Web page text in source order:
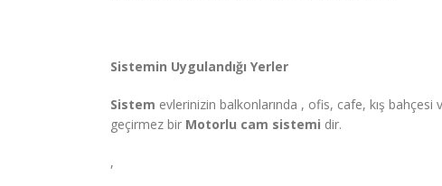
Sistemin Uygulandığı Yerler
Sistem evlerinizin balkonlarında , ofis, cafe, kış
geçirmez bir Motorlu cam sistemi dir.
,